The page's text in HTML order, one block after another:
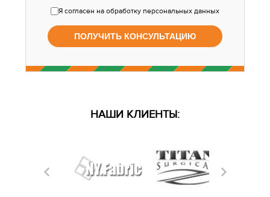
Я согласен на обработку персональных данных
НАШИ КЛИЕНТЫ: